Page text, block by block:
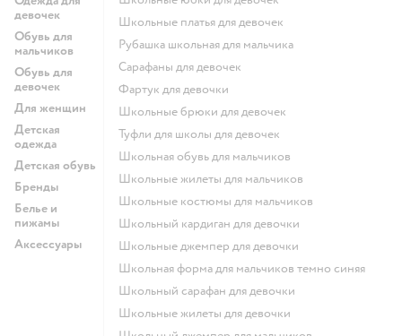
девочек
Обувь для
мальчиков
Обувь для
девочек
Для женщин
Детская
одежда
Детская обувь
Бренды
Белье и
пижамы
Аксессуары
Школьные платья для девочек
Рубашка школьная для мальчика
Сарафаны для девочек
Фартук для девочки
Школьные брюки для девочек
Туфли для школы для девочек
Школьная обувь для мальчиков
Школьные жилеты для мальчиков
Школьные костюмы для мальчиков
Школьный кардиган для девочки
Школьные джемпер для девочки
Школьная форма для мальчиков темно синяя
Школьный сарафан для девочки
Школьные жилеты для девочки